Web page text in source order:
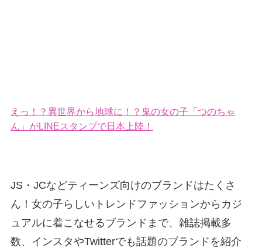
えっ！？異世界から地球に！？鬼の女の子「つのちゃ
ん」がLINEスタンプで日本上陸！
JS・JCなどティーンズ向けのブランドはたくさ
ん！女の子らしいトレンドファッションからカジ
ュアルに着こなせるブランドまで、雑誌掲載多
数、インスタやTwitterでも話題のブランドを紹介